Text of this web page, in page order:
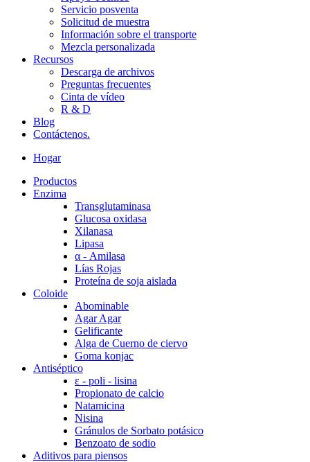
Servicio posventa
Solicitud de muestra
Información sobre el transporte
Mezcla personalizada
Recursos
Descarga de archivos
Preguntas frecuentes
Cinta de vídeo
R & D
Blog
Contáctenos.
Hogar
Productos
Enzima
Transglutaminasa
Glucosa oxidasa
Xilanasa
Lipasa
α - Amilasa
Lías Rojas
Proteína de soja aislada
Coloide
Abominable
Agar Agar
Gelificante
Alga de Cuerno de ciervo
Goma konjac
Antiséptico
ε - poli - lisina
Propionato de calcio
Natamicina
Nisina
Gránulos de Sorbato potásico
Benzoato de sodio
Aditivos para piensos